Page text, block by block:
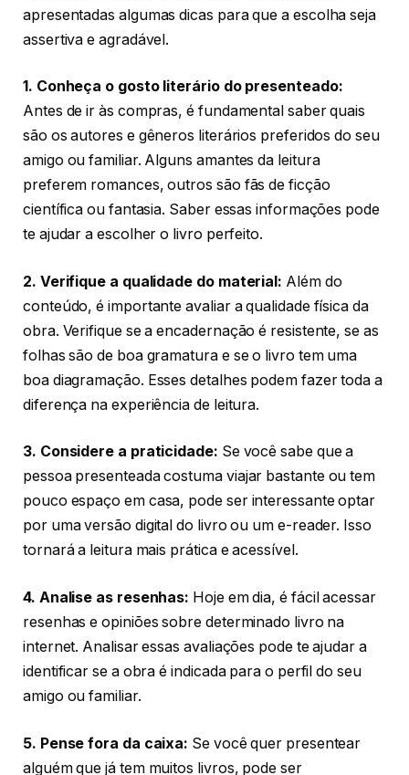
apresentadas algumas dicas para que a escolha seja
assertiva e agradável.
1. Conheça o gosto literário do presenteado:
Antes de ir às compras, é fundamental saber quais
são os autores e gêneros literários preferidos do seu
amigo ou familiar. Alguns amantes da leitura
preferem romances, outros são fãs de ficção
científica ou fantasia. Saber essas informações pode
te ajudar a escolher o livro perfeito.
2. Verifique a qualidade do material: Além do
conteúdo, é importante avaliar a qualidade física da
obra. Verifique se a encadernação é resistente, se as
folhas são de boa gramatura e se o livro tem uma
boa diagramação. Esses detalhes podem fazer toda a
diferença na experiência de leitura.
3. Considere a praticidade: Se você sabe que a
pessoa presenteada costuma viajar bastante ou tem
pouco espaço em casa, pode ser interessante optar
por uma versão digital do livro ou um e-reader. Isso
tornará a leitura mais prática e acessível.
4. Analise as resenhas: Hoje em dia, é fácil acessar
resenhas e opiniões sobre determinado livro na
internet. Analisar essas avaliações pode te ajudar a
identificar se a obra é indicada para o perfil do seu
amigo ou familiar.
5. Pense fora da caixa: Se você quer presentear
alguém que já tem muitos livros, pode ser